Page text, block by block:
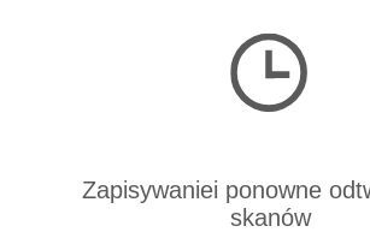
Zapisywaniei ponowne
skanów